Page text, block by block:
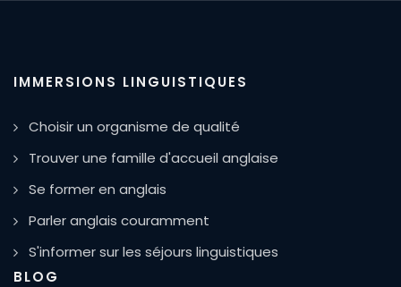
IMMERSIONS LINGUISTIQUES
Choisir un organisme de qualité
Trouver une famille d'accueil anglaise
Se former en anglais
Parler anglais couramment
S'informer sur les séjours linguistiques
BLOG